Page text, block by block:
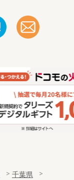
千葉県